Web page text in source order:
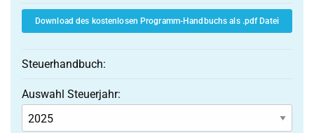
Download des kostenlosen Programm-Handbuchs als .pdf Datei
Steuerhandbuch:
Auswahl Steuerjahr: